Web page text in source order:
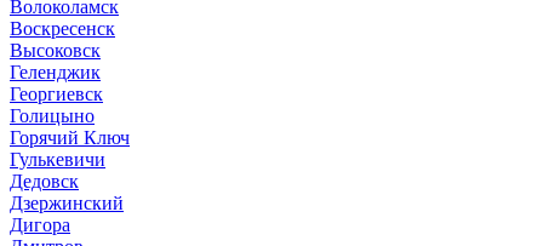
Волоколамск
Воскресенск
Высоковск
Геленджик
Георгиевск
Голицыно
Горячий Ключ
Гулькевичи
Дедовск
Дзержинский
Дигора